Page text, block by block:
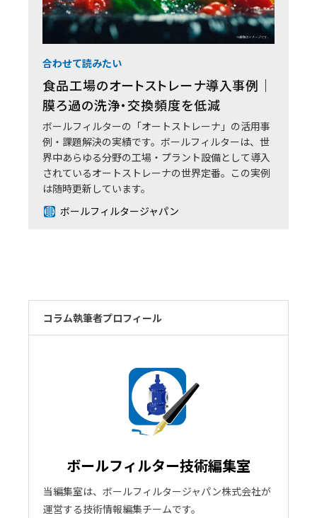
合わせて読みたい
食品工場のオートストレーナ導入事例｜
膜ろ過の洗浄・交換頻度を低減
ボールフィルターの「オートストレーナ」の活用事
例・課題解決の実績です。ボールフィルターは、世
界中あらゆる分野の工場・プラント設備として導入
されているオートストレーナの世界定番。この実例
は随時更新しています。
ボールフィルタージャパン
コラム執筆者プロフィール
ボールフィルター技術編集室
当編集室は、ボールフィルタージャパン株式会社が
運営する技術情報編集チームです。